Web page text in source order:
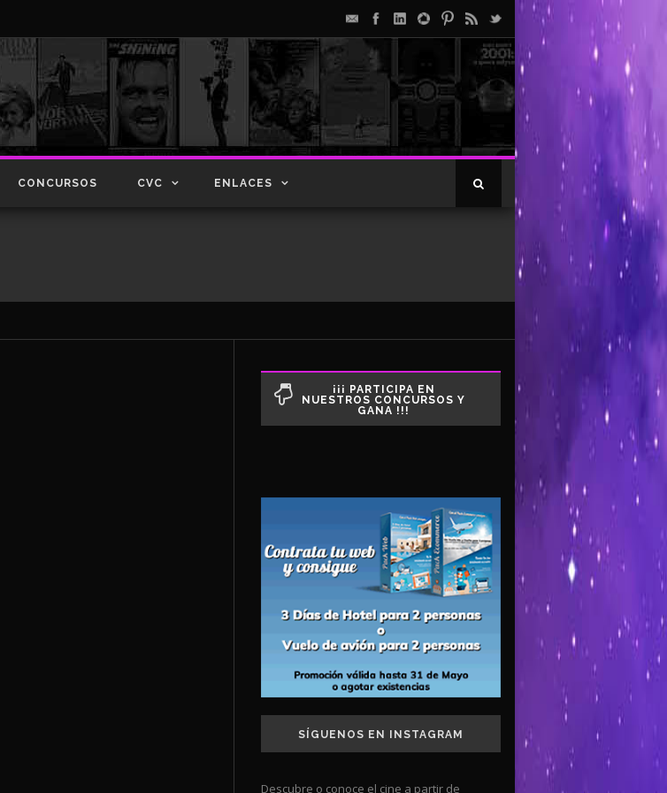
CONCURSOS CVC ENLACES
¡¡¡ PARTICIPA EN
NUESTROS CONCURSOS Y
GANA !!!
SÍGUENOS EN INSTAGRAM
Descubre o conoce el cine a partir de